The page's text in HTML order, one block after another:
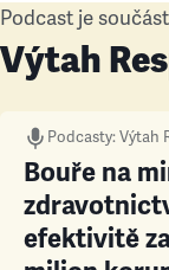
Podcast je
Výtah
Podcasty:Výtah
Bouře na
efektivitě